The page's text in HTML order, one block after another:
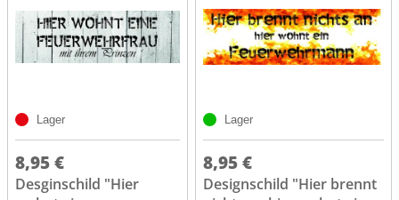
Lager
8,95 €
Desginschild "Hier
Lager
8,95 €
Designschild "Hier brennt